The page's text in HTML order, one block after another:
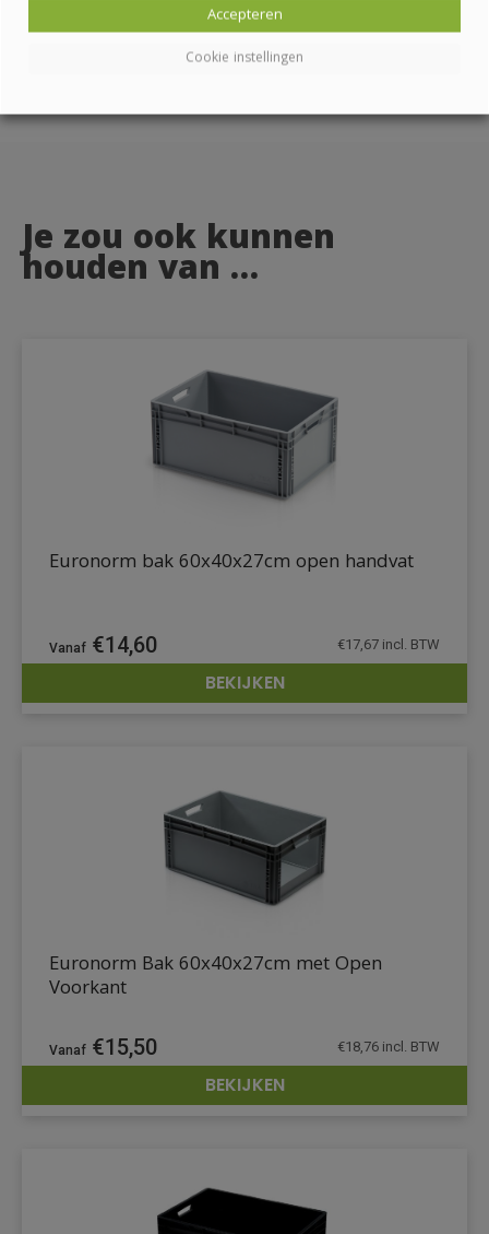
Je zou ook kunnen
houden van …
DETAILS
Euronorm bak 60x40x27cm open handvat
€14,60 €17,67 incl. BTW
BEKIJKEN
DETAILS
Euronorm Bak 60x40x27cm met Open
Voorkant
€15,50 €18,76 incl. BTW
BEKIJKEN
Cookie instellingen
Accepteren